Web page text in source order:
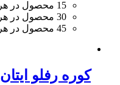
15 محصول در هر صفحه
30 محصول در هر صفحه
45 محصول در هر صفحه
کوره رفلو ایتان